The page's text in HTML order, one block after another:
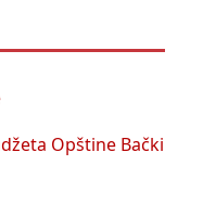
Opštine Bački